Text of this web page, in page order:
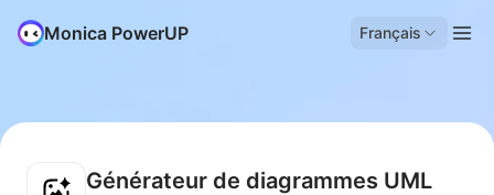
Monica PowerUP Français
Générateur de diagrammes UML